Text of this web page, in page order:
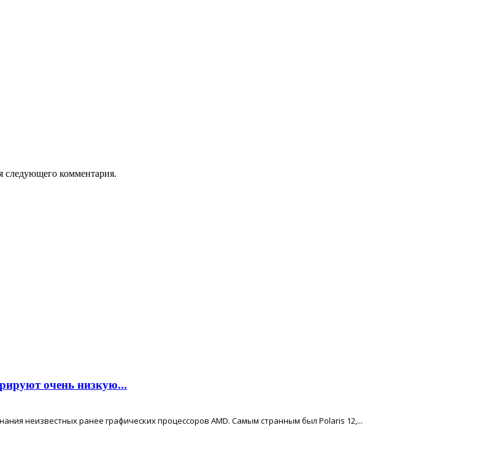
следующего комментария.
очень низкую...
неизвестных ранее графических процессоров AMD. Самым странным был Polaris 12,...